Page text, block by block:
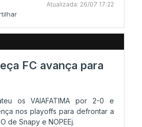
Atualizada: 26/07 17:22
FC avança para
os VAIAFATIMA por 2-0 e
nos playoffs para defrontar a
de Snapy e NOPEEj.